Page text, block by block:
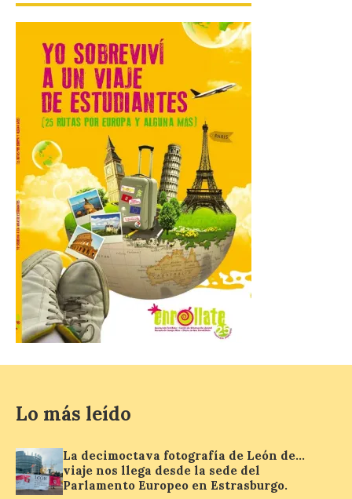
Las personas que hayan
cumplido o cumplan 18
años en 2026 pueden
solicitar esta ayuda en la
web
https://bonoculturajoven.gob.es/ hasta el
31 de octubre. Desde este año, los 400
euros del Bono pueden utilizarse tanto
para consumir productos culturales como
[…]
El Gobierno de España
lanza un visor web para
localizar y disfrutar del
eclipse solar del 12 de
agosto con seguridad
7 Ago 2026
para observar el eclipse
solar del 12 de agosto de 2026 sin
la […]
Lo más leído
La decimoctava fotografía de León de…
viaje nos llega desde la sede del
Parlamento Europeo en Estrasburgo.